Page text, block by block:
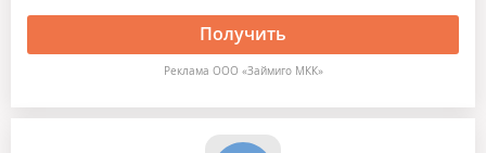
Получить
Реклама ООО «Займиго МКК»